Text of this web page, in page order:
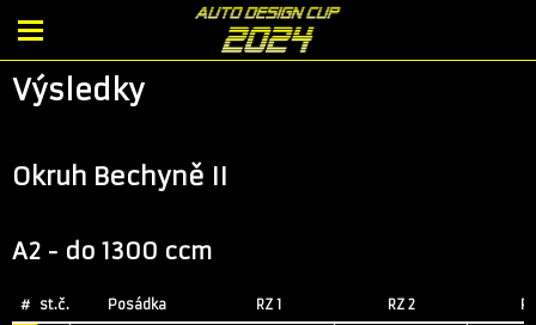
Výsledky
Okruh Bechyně II
A2 - do 1300 ccm
# st.č. Posádka RZ 1 RZ 2